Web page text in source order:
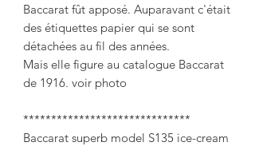
Baccarat fût apposé. Auparavant c'était
des étiquettes papier qui se sont
détachées au fil des années.
Mais elle figure au catalogue Baccarat
de 1916. voir photo
******************************
Baccarat superb model S135 ice-cream